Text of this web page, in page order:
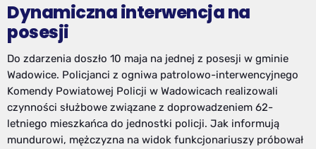
Dynamiczna interwencja na
posesji
Do zdarzenia doszło 10 maja na jednej z posesji w gminie
Wadowice. Policjanci z ogniwa patrolowo-interwencyjnego
Komendy Powiatowej Policji w Wadowicach realizowali
czynności służbowe związane z doprowadzeniem 62-
letniego mieszkańca do jednostki policji. Jak informują
mundurowi, mężczyzna na widok funkcjonariuszy próbował